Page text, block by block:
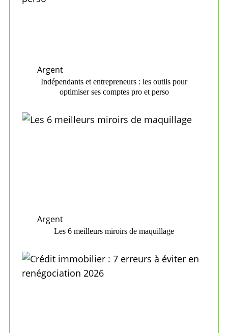
Argent
Indépendants et entrepreneurs : les outils pour
optimiser ses comptes pro et perso
Argent
Les 6 meilleurs miroirs de maquillage